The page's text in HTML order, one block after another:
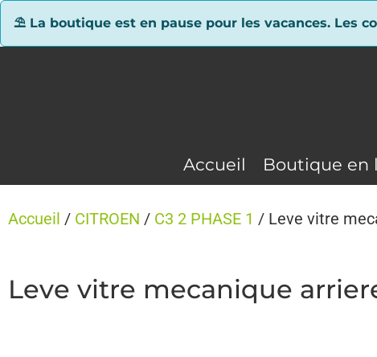
⛱ La boutique est en pause pour les vacances. Les
Accueil Boutique en
Accueil / CITROEN / C3 2 PHASE 1 / Leve vitre
Leve vitre mecanique
Panneau de gestion des cookies